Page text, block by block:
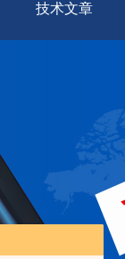
技术文章